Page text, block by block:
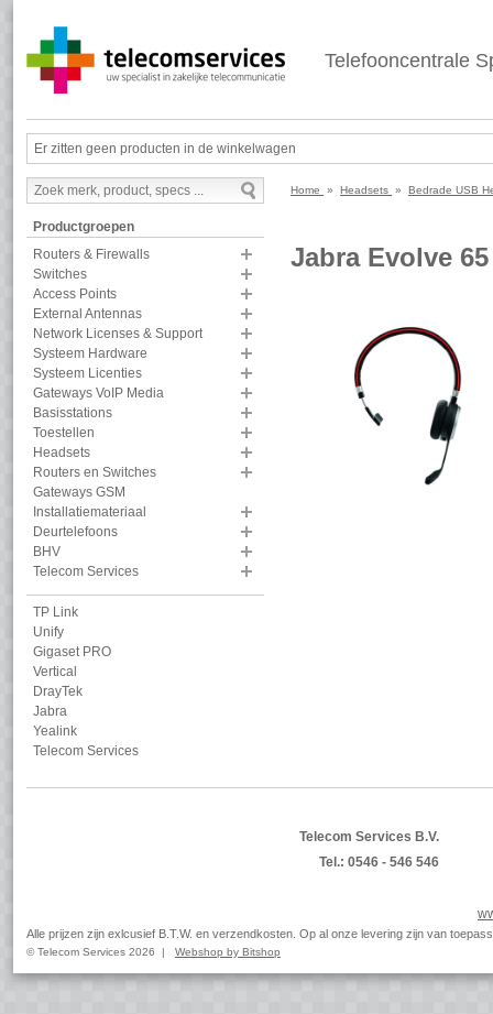
Telefooncentrale
Er zitten geen producten in de winkelwagen
Productgroepen
Routers & Firewalls
Switches
Access Points
External Antennas
Network Licenses & Support
Systeem Hardware
Systeem Licenties
Gateways VoIP Media
Basisstations
Toestellen
Headsets
Routers en Switches
Gateways GSM
Installatiemateriaal
Deurtelefoons
BHV
Telecom Services
TP Link
Unify
Gigaset PRO
Vertical
DrayTek
Jabra
Yealink
Telecom Services
Home » Headsets » Bedrade USB
Jabra Evolve
Telecom Services B.V.
Tel.: 0546 - 546 546
Alle prijzen zijn exlcusief B.T.W. en verzendkosten. Op al onze levering zijn van
© Telecom Services 2026 | Webshop by Bitshop